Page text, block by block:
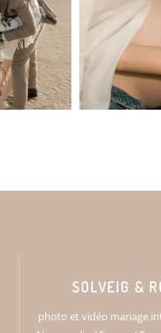
SOLVEIG &
photo et vidéo mariage